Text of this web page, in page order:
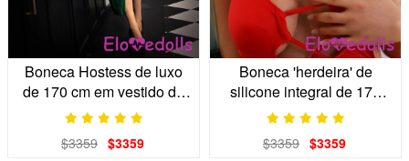
Boneca Hostess de luxo
de 170 cm em vestido de
cetim esmeralda
$3359 $3359
Boneca 'herdeira' de
silicone integral de 170
cm: A Musa de Grau S
$3359 $3359